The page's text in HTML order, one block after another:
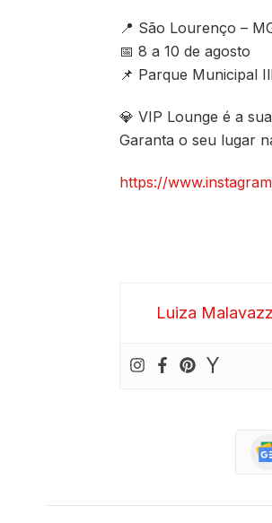
📍 São Lourenço –
📅 8 a 10 de agosto
📌 Parque Municipal
💎 VIP Lounge é a
Garanta o seu lugar
https://
Luiza